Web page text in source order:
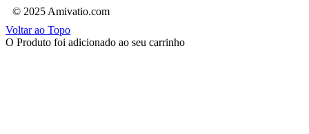
© 2025 Amivatio.com
Voltar ao Topo
O Produto foi adicionado ao seu carrinho